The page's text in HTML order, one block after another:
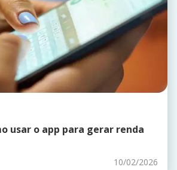
usar o app para gerar renda
10/02/2026